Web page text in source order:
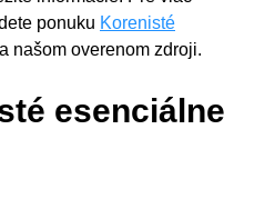
ponuku Korenisté
našom overenom zdroji.
esenciálne